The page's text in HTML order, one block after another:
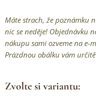
Máte strach, že poznámku
nic se neděje! Objednávku
nákupu sami ozveme na e-
Prázdnou obálku vám určitě
Zvolte si variantu: